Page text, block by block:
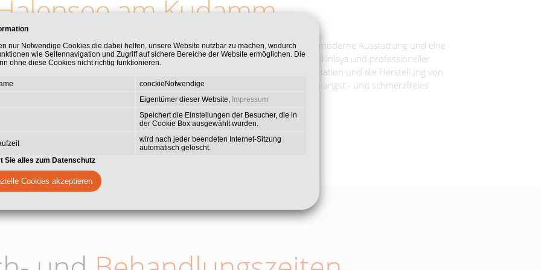
nur Notwendige Cookies die dabei helfen, unsere Website nutzbar zu machen, wodurch
wie Seitennavigation und Zugriff auf sichere Bereiche der Website ermöglichen. Die
ohne diese Cookies nicht richtig funktionieren.
coockieNotwendige
Eigentümer dieser Website, Impressum
Speichert die Einstellungen der Besucher, die in
der Cookie Box ausgewählt wurden.
wird nach jeder beendeten Internet-Sitzung
automatisch gelöscht.
Sie alles zum Datenschutz
Cookies akzeptieren
am Kudamm
die Ihnen umfassende zahnmedizinische Leistungen, eine moderne Ausstattung und eine
Spezialisierungen gehört die ästhetische Zahnmedizin mit Veneers, Keramikinlays und professioneller
Behandlung von Zahnfleischerkrankungen, Wurzelkanalbehandlung, Implantation und die Herstellung von
legen wir auf die Behandlung von Angstpatienten mit Lachgas, um so ein angst - und schmerzfreies
Behandeln zu ermöglichen.